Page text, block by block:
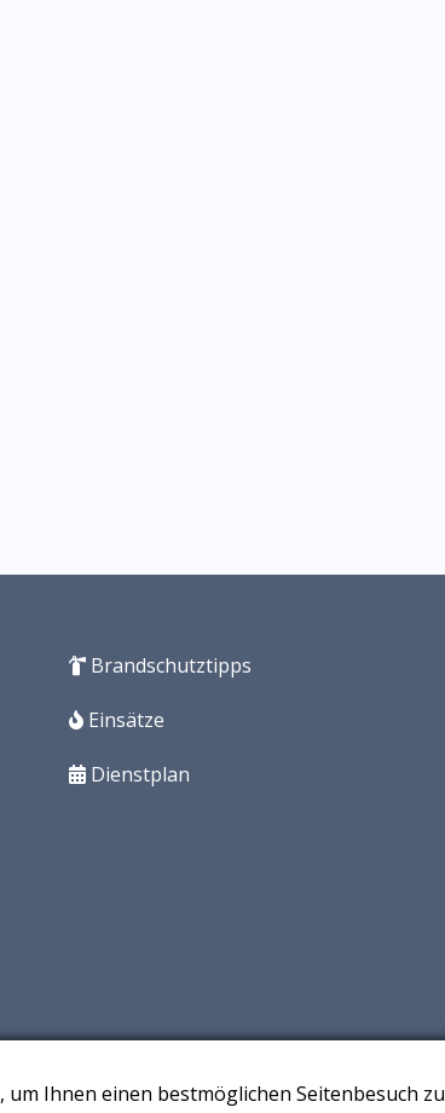
Brandschutztipps
Einsätze
Dienstplan
, um Ihnen einen bestmöglichen Seitenbesuch zu